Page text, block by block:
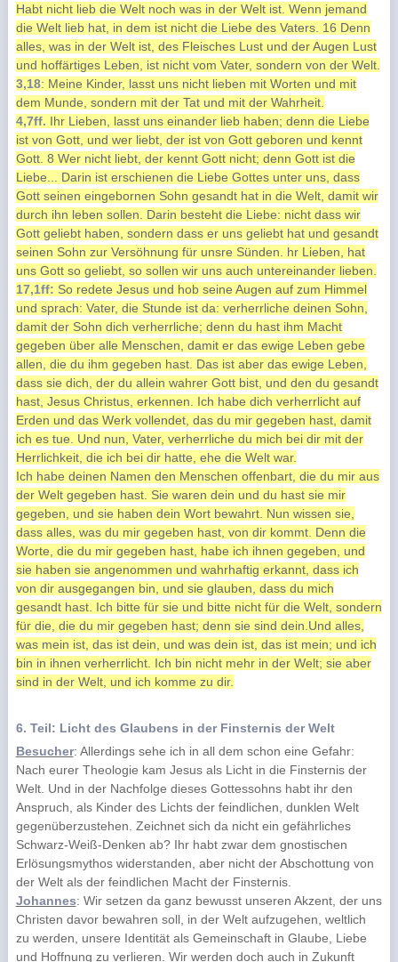
Habt nicht lieb die Welt noch was in der Welt ist. Wenn jemand
die Welt lieb hat, in dem ist nicht die Liebe des Vaters. 16 Denn
alles, was in der Welt ist, des Fleisches Lust und der Augen Lust
und hoffärtiges Leben, ist nicht vom Vater, sondern von der Welt.
3,18: Meine Kinder, lasst uns nicht lieben mit Worten und mit
dem Munde, sondern mit der Tat und mit der Wahrheit.
4,7ff. Ihr Lieben, lasst uns einander lieb haben; denn die Liebe
ist von Gott, und wer liebt, der ist von Gott geboren und kennt
Gott. 8 Wer nicht liebt, der kennt Gott nicht; denn Gott ist die
Liebe... Darin ist erschienen die Liebe Gottes unter uns, dass
Gott seinen eingebornen Sohn gesandt hat in die Welt, damit wir
durch ihn leben sollen. Darin besteht die Liebe: nicht dass wir
Gott geliebt haben, sondern dass er uns geliebt hat und gesandt
seinen Sohn zur Versöhnung für unsre Sünden. hr Lieben, hat
uns Gott so geliebt, so sollen wir uns auch untereinander lieben.
17,1ff: So redete Jesus und hob seine Augen auf zum Himmel
und sprach: Vater, die Stunde ist da: verherrliche deinen Sohn,
damit der Sohn dich verherrliche; denn du hast ihm Macht
gegeben über alle Menschen, damit er das ewige Leben gebe
allen, die du ihm gegeben hast. Das ist aber das ewige Leben,
dass sie dich, der du allein wahrer Gott bist, und den du gesandt
hast, Jesus Christus, erkennen. Ich habe dich verherrlicht auf
Erden und das Werk vollendet, das du mir gegeben hast, damit
ich es tue. Und nun, Vater, verherrliche du mich bei dir mit der
Herrlichkeit, die ich bei dir hatte, ehe die Welt war.
Ich habe deinen Namen den Menschen offenbart, die du mir aus
der Welt gegeben hast. Sie waren dein und du hast sie mir
gegeben, und sie haben dein Wort bewahrt. Nun wissen sie,
dass alles, was du mir gegeben hast, von dir kommt. Denn die
Worte, die du mir gegeben hast, habe ich ihnen gegeben, und
sie haben sie angenommen und wahrhaftig erkannt, dass ich
von dir ausgegangen bin, und sie glauben, dass du mich
gesandt hast. Ich bitte für sie und bitte nicht für die Welt, sondern
für die, die du mir gegeben hast; denn sie sind dein.Und alles,
was mein ist, das ist dein, und was dein ist, das ist mein; und ich
bin in ihnen verherrlicht. Ich bin nicht mehr in der Welt; sie aber
sind in der Welt, und ich komme zu dir.
6. Teil: Licht des Glaubens in der Finsternis der Welt
Besucher: Allerdings sehe ich in all dem schon eine Gefahr:
Nach eurer Theologie kam Jesus als Licht in die Finsternis der
Welt. Und in der Nachfolge dieses Gottessohns habt ihr den
Anspruch, als Kinder des Lichts der feindlichen, dunklen Welt
gegenüberzustehen. Zeichnet sich da nicht ein gefährliches
Schwarz-Weiß-Denken ab? Ihr habt zwar dem gnostischen
Erlösungsmythos widerstanden, aber nicht der Abschottung von
der Welt als der feindlichen Macht der Finsternis.
Johannes: Wir setzen da ganz bewusst unseren Akzent, der uns
Christen davor bewahren soll, in der Welt aufzugehen, weltlich
zu werden, unsere Identität als Gemeinschaft in Glaube, Liebe
und Hoffnung zu verlieren. Wir werden doch auch in Zukunft